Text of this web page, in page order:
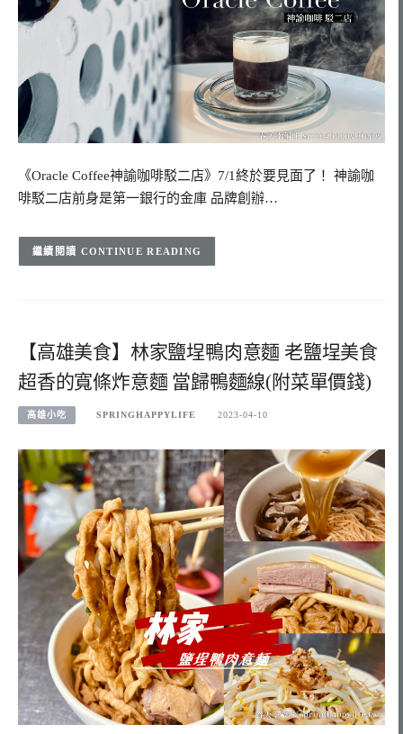
《Oracle Coffee神諭咖啡駁二店》7/1終於要見面了！ 神諭咖
啡駁二店前身是第一銀行的金庫 品牌創辦…
CONTINUE READING
【高雄美食】林家鹽埕鴨肉意麵 老鹽埕美食
超香的寬條炸意麵 當歸鴨麵線(附菜單價錢)
高雄小吃 SPRINGHAPPYLIFE 2023-04-10